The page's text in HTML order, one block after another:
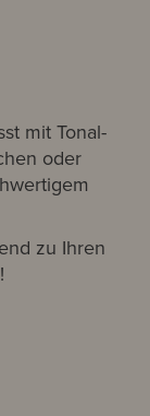
mit Tonal-
oder
zu Ihren